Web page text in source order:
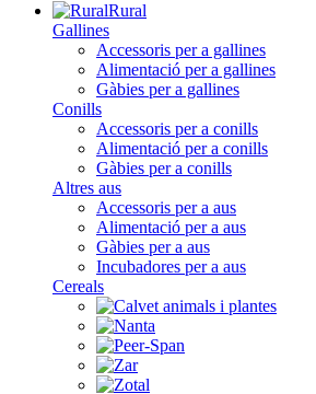
Rural
Gallines
Accessoris per a gallines
Alimentació per a gallines
Gàbies per a gallines
Conills
Accessoris per a conills
Alimentació per a conills
Gàbies per a conills
Altres aus
Accessoris per a aus
Alimentació per a aus
Gàbies per a aus
Incubadores per a aus
Cereals